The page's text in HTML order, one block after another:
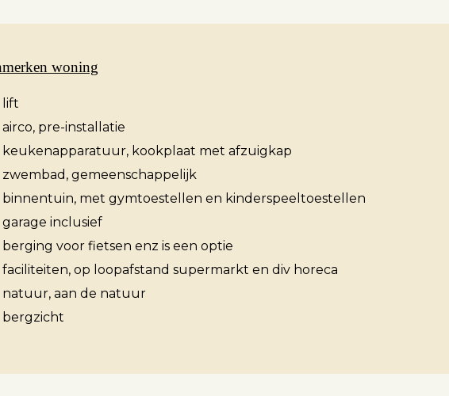
Over ons
Contact
woning
lift
airco, pre-installatie
keukenapparatuur, kookplaat met afzuigkap
zwembad, gemeenschappelijk
binnentuin, met gymtoestellen en kinderspeeltoestellen
garage inclusief
berging voor fietsen enz is een optie
faciliteiten, op loopafstand supermarkt en div horeca
natuur, aan de natuur
bergzicht